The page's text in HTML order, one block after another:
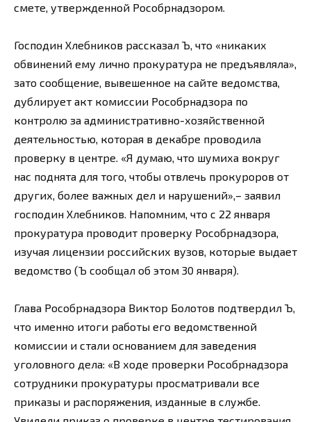
смете, утвержденной Рособрнадзором.
Господин Хлебников рассказал Ъ, что «никаких
обвинений ему лично прокуратура не предъявляла»,
зато сообщение, вывешенное на сайте ведомства,
дублирует акт комиссии Рособрнадзора по
контролю за административно-хозяйственной
деятельностью, которая в декабре проводила
проверку в центре. «Я думаю, что шумиха вокруг
нас поднята для того, чтобы отвлечь прокуроров от
других, более важных дел и нарушений»,– заявил
господин Хлебников. Напомним, что с 22 января
прокуратура проводит проверку Рособрнадзора,
изучая лицензии российских вузов, которые выдает
ведомство (Ъ сообщал об этом 30 января).
Глава Рособрнадзора Виктор Болотов подтвердил Ъ,
что именно итоги работы его ведомственной
комиссии и стали основанием для заведения
уголовного дела: «В ходе проверки Рособрнадзора
сотрудники прокуратуры просматривали все
приказы и распоряжения, изданные в службе.